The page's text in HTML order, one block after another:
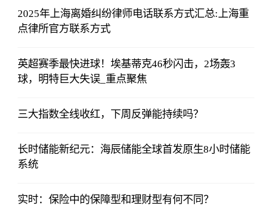
2025年上海离婚纠纷律师电话联系方式汇总:上海重
点律所官方联系方式
英超赛季最快进球！埃基蒂克46秒闪击，2场轰3
球，明特巨大失误_重点聚焦
三大指数全线收红，下周反弹能持续吗？
长时储能新纪元：海辰储能全球首发原生8小时储能
系统
实时：保险中的保障型和理财型有何不同？